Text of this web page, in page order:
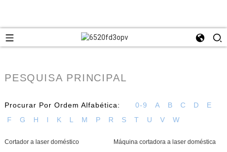
PESQUISA PRINCIPAL
Procurar Por Ordem Alfabética: 0-9 A B C D
E
F
G H I K L M P R S T U V W
Cortador a laser doméstico Máquina cortadora a laser doméstica